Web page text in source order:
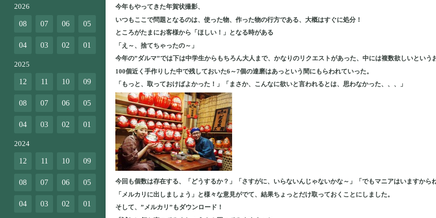
今年もやってきた年賀状撮影、
いつもここで問題となるのは、使った物、作った物の行方である、大概はすぐに処分！
ところがたまにお客様から「ほしい！」となる時がある
「え～、捨てちゃったの～」
今年の”ダルマ”では下は中学生からもちろん大人まで、かなりのリクエストがあった、中には複数欲しいという
100個近く手作りした中で残しておいた6～7個の達磨はあっという間にもらわれていった。
「もっと、取っておけばよかった！」「まさか、こんなに欲いと言われるとは、思わなかった、、、」
今回も個数は存在する、「どうするか？」「さすがに、いらないんじゃないかな～」「でもマニアはいますからね
「メルカリに出しましょう」と様々な意見がでて、結果ちょっとだけ取っておくことにしました。
そして、”メルカリ”もダウンロード！
2026
08 07 06 05
04 03 02 01
2025
12 11 10 09
08 07 06 05
04 03 02 01
2024
12 11 10 09
08 07 06 05
04 03 02 01